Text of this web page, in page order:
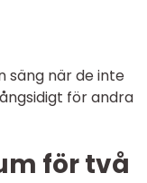
säng när de inte
för andra
för två